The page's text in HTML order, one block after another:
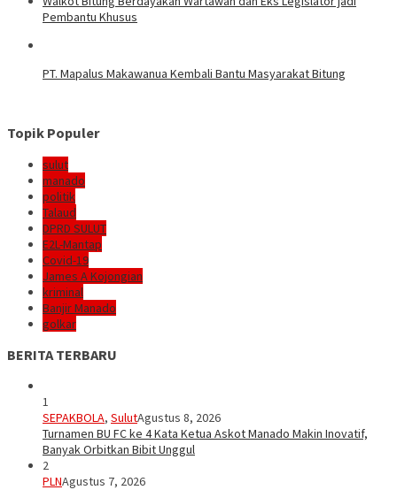
Pembantu Khusus
PT. Mapalus Makawanua Kembali Bantu Masyarakat Bitung
Topik Populer
sulut
manado
politik
Talaud
DPRD SULUT
E2L-Mantap
Covid-19
James A Kojongian
kriminal
Banjir Manado
golkar
BERITA TERBARU
1
SEPAKBOLA, SulutAgustus 8, 2026
Turnamen BU FC ke 4 Kata Ketua Askot Manado Makin Inovatif,
Banyak Orbitkan Bibit Unggul
2
PLNAgustus 7, 2026